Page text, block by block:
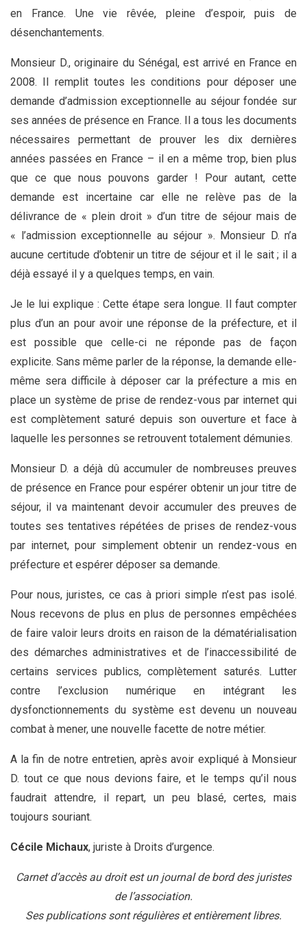
en France. Une vie rêvée, pleine d’espoir, puis de
désenchantements.
Monsieur D., originaire du Sénégal, est arrivé en France en
2008. Il remplit toutes les conditions pour déposer une
demande d’admission exceptionnelle au séjour fondée sur
ses années de présence en France. Il a tous les documents
nécessaires permettant de prouver les dix dernières
années passées en France – il en a même trop, bien plus
que ce que nous pouvons garder ! Pour autant, cette
demande est incertaine car elle ne relève pas de la
délivrance de « plein droit » d’un titre de séjour mais de
« l’admission exceptionnelle au séjour ». Monsieur D. n’a
aucune certitude d’obtenir un titre de séjour et il le sait ; il a
déjà essayé il y a quelques temps, en vain.
Je le lui explique : Cette étape sera longue. Il faut compter
plus d’un an pour avoir une réponse de la préfecture, et il
est possible que celle-ci ne réponde pas de façon
explicite. Sans même parler de la réponse, la demande elle-
même sera difficile à déposer car la préfecture a mis en
place un système de prise de rendez-vous par internet qui
est complètement saturé depuis son ouverture et face à
laquelle les personnes se retrouvent totalement démunies.
Monsieur D. a déjà dû accumuler de nombreuses preuves
de présence en France pour espérer obtenir un jour titre de
séjour, il va maintenant devoir accumuler des preuves de
toutes ses tentatives répétées de prises de rendez-vous
par internet, pour simplement obtenir un rendez-vous en
préfecture et espérer déposer sa demande.
Pour nous, juristes, ce cas à priori simple n’est pas isolé.
Nous recevons de plus en plus de personnes empêchées
de faire valoir leurs droits en raison de la dématérialisation
des démarches administratives et de l’inaccessibilité de
certains services publics, complètement saturés. Lutter
contre l’exclusion numérique en intégrant les
dysfonctionnements du système est devenu un nouveau
combat à mener, une nouvelle facette de notre métier.
A la fin de notre entretien, après avoir expliqué à Monsieur
D. tout ce que nous devions faire, et le temps qu’il nous
faudrait attendre, il repart, un peu blasé, certes, mais
toujours souriant.
Cécile Michaux, juriste à Droits d’urgence.
Carnet d’accès au droit est un journal de bord des juristes
de l’association.
Ses publications sont régulières et entièrement libres.